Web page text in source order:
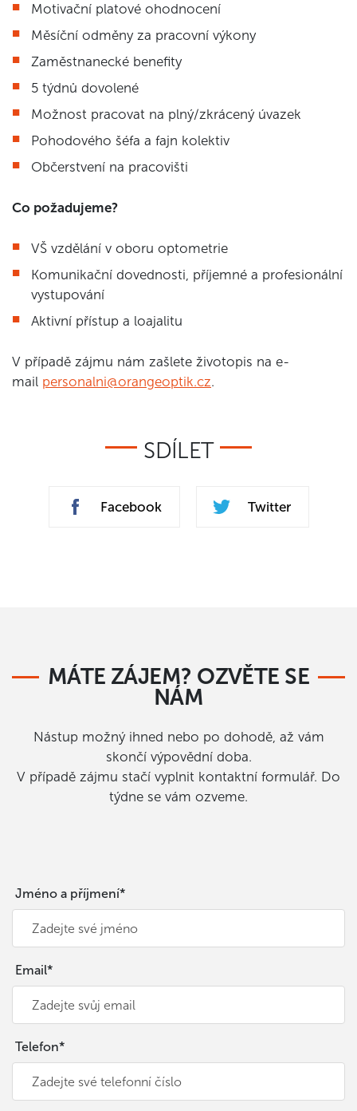
Motivační platové ohodnocení
Měsíční odměny za pracovní výkony
Zaměstnanecké benefity
5 týdnů dovolené
Možnost pracovat na plný/zkrácený úvazek
Pohodového šéfa a fajn kolektiv
Občerstvení na pracovišti
Co požadujeme?
VŠ vzdělání v oboru optometrie
Komunikační dovednosti, příjemné a profesionální
vystupování
Aktivní přístup a loajalitu
V případě zájmu nám zašlete životopis na e-
mail personalni@orangeoptik.cz.
SDÍLET
Facebook Twitter
MÁTE ZÁJEM? OZVĚTE SE
NÁM
Nástup možný ihned nebo po dohodě, až vám
skončí výpovědní doba.
V případě zájmu stačí vyplnit kontaktní formulář. Do
týdne se vám ozveme.
Jméno a příjmení*
Email*
Telefon*